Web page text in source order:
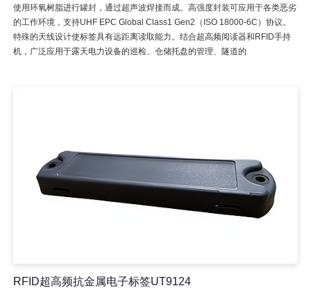
使用环氧树脂进行罐封，通过超声波焊接而成。高强度封装可应用于各类恶劣
的工作环境，支持UHF EPC Global Class1 Gen2（ISO 18000-6C）协议。
特殊的天线设计使标签具有远距离读取能力。结合超高频阅读器和RFID手持
机，广泛应用于露天电力设备的巡检、仓储托盘的管理、隧道的
RFID超高频抗金属电子标签UT9124